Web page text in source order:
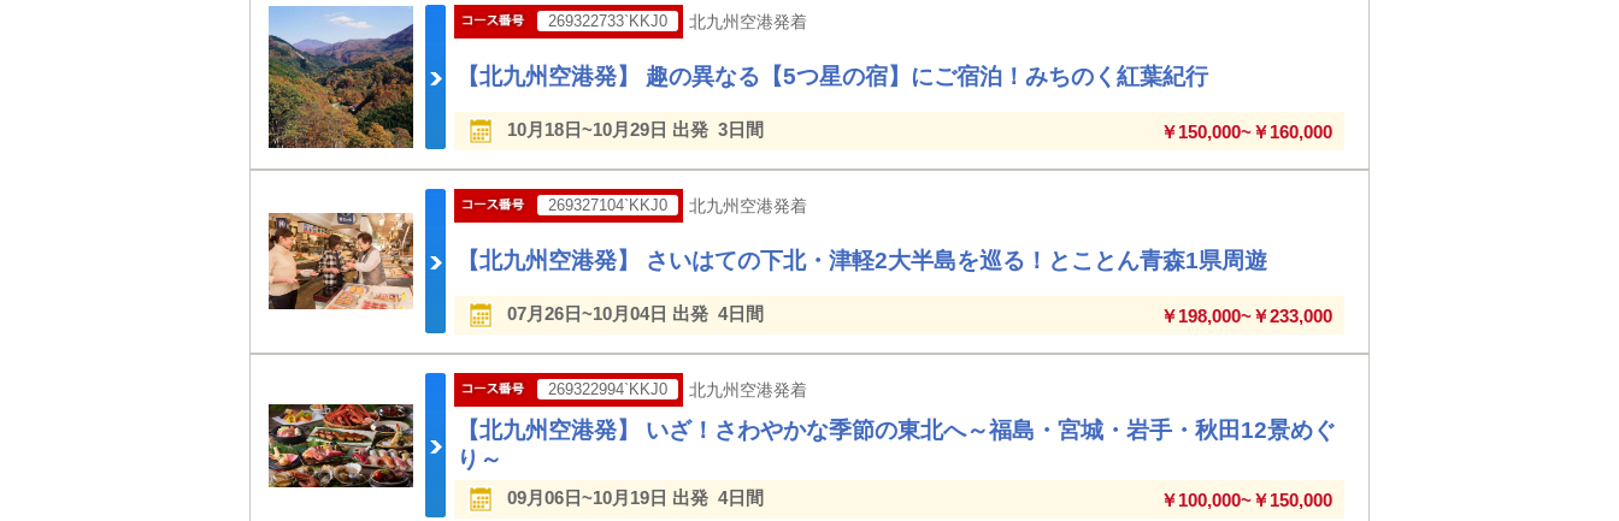
269322733`KKJ0 北九州空港発着
【北九州空港発】 趣の異なる【5つ星の宿】にご宿泊！みちのく紅葉紀行
10月18日~10月29日 出発 3日間 ￥150,000~￥160,000
269327104`KKJ0 北九州空港発着
【北九州空港発】 さいはての下北・津軽2大半島を巡る！とことん青森1県周遊
07月26日~10月04日 出発 4日間 ￥198,000~￥233,000
269322994`KKJ0 北九州空港発着
【北九州空港発】 いざ！さわやかな季節の東北へ～福島・宮城・岩手・秋田12景めぐ
り～
09月06日~10月19日 出発 4日間 ￥100,000~￥150,000